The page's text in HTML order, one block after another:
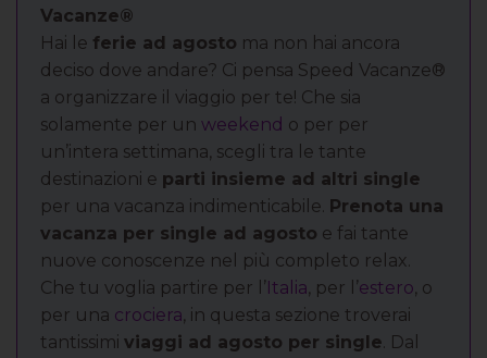
Vacanze®
Hai le ferie ad agosto ma non hai ancora
deciso dove andare? Ci pensa Speed Vacanze®
a organizzare il viaggio per te! Che sia
solamente per un weekend o per per
un’intera settimana, scegli tra le tante
destinazioni e parti insieme ad altri single
per una vacanza indimenticabile. Prenota una
vacanza per single ad agosto e fai tante
nuove conoscenze nel più completo relax.
Che tu voglia partire per l’Italia, per l’estero, o
per una crociera, in questa sezione troverai
tantissimi viaggi ad agosto per single. Dal